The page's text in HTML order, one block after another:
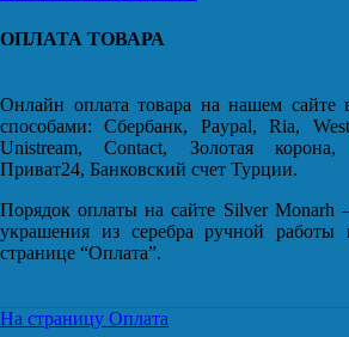
ОПЛАТА ТОВАРА
Онлайн оплата товара на нашем сайте
способами: Сбербанк, Paypal, Ria,
Unistream, Contact, Золотая
Приват24, Банковский счет Турции.
Порядок оплаты на сайте Silver Monarh
украшения из серебра ручной
странице “Оплата”.
На страницу Оплата